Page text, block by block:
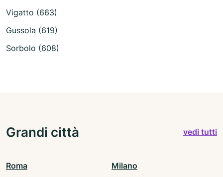
Vigatto (663)
Gussola (619)
Sorbolo (608)
Grandi città vedi tutti
Roma Milano